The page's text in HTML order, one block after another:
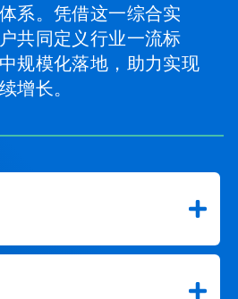
系。凭借这一综合实
共同定义行业一流标
规模化落地，助力实现
增长。